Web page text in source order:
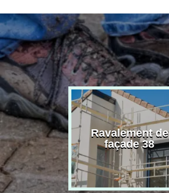
de
38
Ravalement de
façade 38